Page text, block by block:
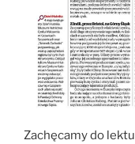
Zachęcamy do